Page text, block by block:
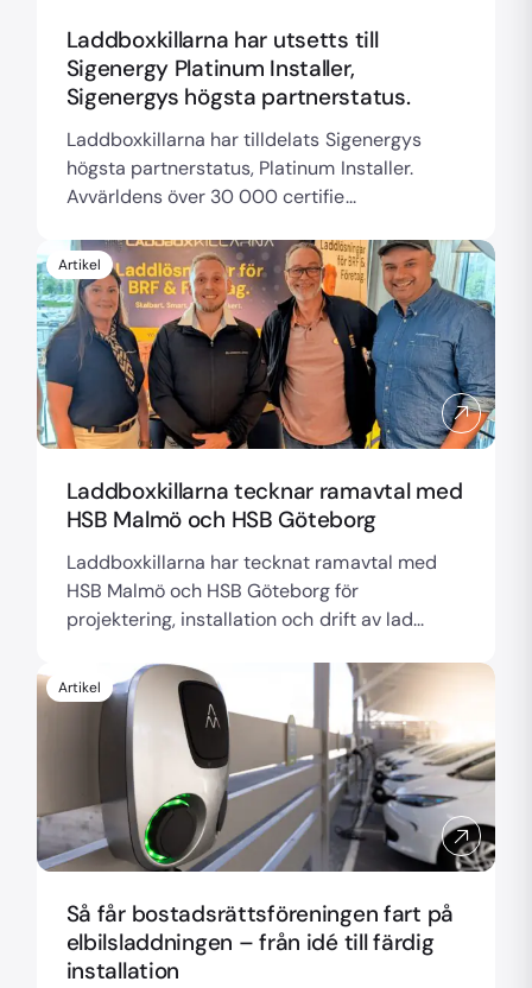
Laddboxkillarna har utsetts till
Sigenergy Platinum Installer,
Sigenergys högsta partnerstatus.
Laddboxkillarna har tilldelats Sigenergys
högsta partnerstatus, Platinum Installer.
Avvärldens över 30 000 certifie...
Artikel
Laddboxkillarna tecknar ramavtal med
HSB Malmö och HSB Göteborg
Laddboxkillarna har tecknat ramavtal med
HSB Malmö och HSB Göteborg för
projektering, installation och drift av lad...
Artikel
Så får bostadsrättsföreningen fart på
elbilsladdningen – från idé till färdig
installation